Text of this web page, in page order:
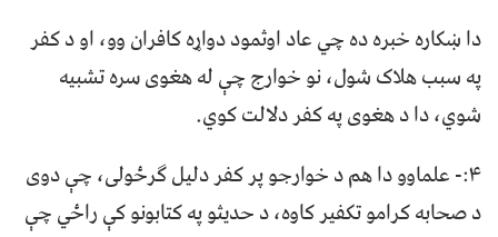
دا ښکاره خبره ده چي عاد اوثمود دواړه کافران وو، او د کفر
په سبب هلاک شول، نو خوارج چې له هغوی سره تشبیه
شوي، دا د هغوی په کفر دلالت کوي.
۴:- علماوو دا هم د خوارجو پر کفر دلیل ګرځولی، چې دوی
د صحابه کرامو تکفیر کاوه، د حديثو په کتابونو کې راځي چې